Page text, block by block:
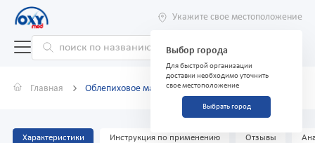
Укажите свое местоположение
Выбор города
Для быстрой организации
доставки необходимо уточнить
свое местоположение
Выбрать город
Главная Облепиховое масло 50мл
Характеристики Инструкция по применению Отзывы